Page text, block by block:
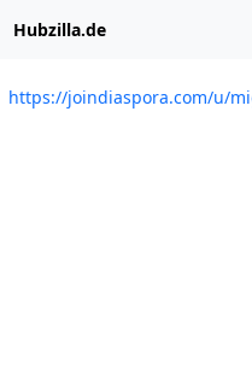
Hubzilla.de
https://joindiaspora.com/u/